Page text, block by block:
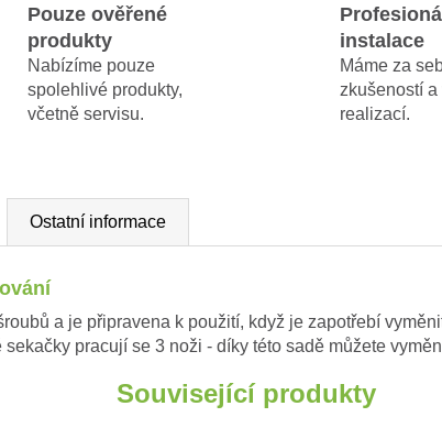
Pouze ověřené
produkty
Nabízíme pouze
spolehlivé produkty,
včetně servisu.
instalace
Máme za
zkušeností
realizací.
Ostatní informace
a je připravena k použití, když je zapotřebí
pracují se 3 noži - díky této sadě můžete
Související produkty